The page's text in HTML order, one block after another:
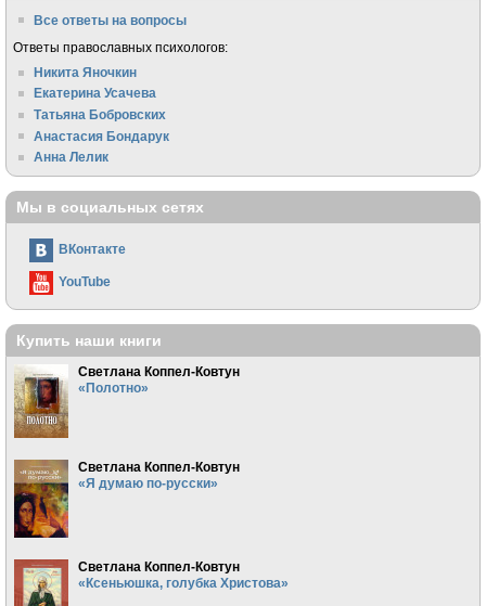
Все ответы на вопросы
Ответы православных психологов:
Никита Яночкин
Екатерина Усачева
Татьяна Бобровских
Анастасия Бондарук
Анна Лелик
Мы в социальных сетях
ВКонтакте
YouTube
Купить наши книги
Светлана Коппел-Ковтун
«Полотно»
Светлана Коппел-Ковтун
«Я думаю по-русски»
Светлана Коппел-Ковтун
«Ксеньюшка, голубка Христова»